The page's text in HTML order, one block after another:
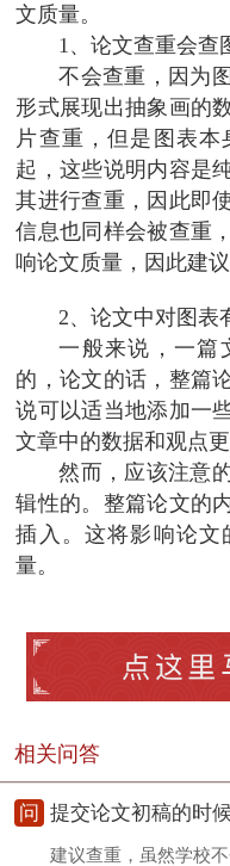
文质量。
1、论文查重会查
不会查重，因为
形式展现出抽象画的
片查重，但是图表
起，这些说明内容是
其进行查重，因此即
信息也同样会被查重
响论文质量，因此建
2、论文中对图表
一般来说，一篇
的，论文的话，整篇
说可以适当地添加一
文章中的数据和观点更
然而，应该注意
辑性的。整篇论文的
插入。这将影响论
量。
相关问答
问 提交论文初稿的时
建议查重，虽然学校